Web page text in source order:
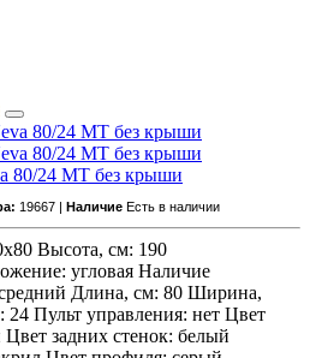
80/24 MT без крыши
19667 | Наличие Есть в наличии
Высота, см: 190
угловая Наличие
Длина, см: 80 Ширина,
Пульт управления: нет Цвет
задних стенок: белый